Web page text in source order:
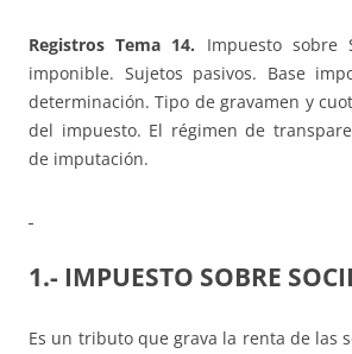
Registros Tema 14. Impuesto sobre
imponible. Sujetos pasivos. Base
determinación. Tipo de gravamen y
del impuesto. El régimen de
de imputación.
1.- IMPUESTO SOBRE
Es un tributo que grava la renta de las